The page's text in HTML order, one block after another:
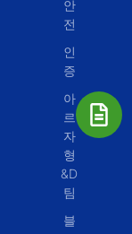
안
전
인
증
아
르
자
형
&D
팀
블